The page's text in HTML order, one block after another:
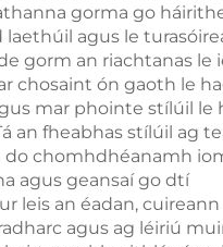
gorma go
agus le
gorm an riachtanas le
chosaint ón gaoth le
mar phointe stílúil le
an fheabhas stílúil ag
do chomhdhéanamh
agus geansaí go dtí
leis an éadan, cuireann
agus ag léiriú